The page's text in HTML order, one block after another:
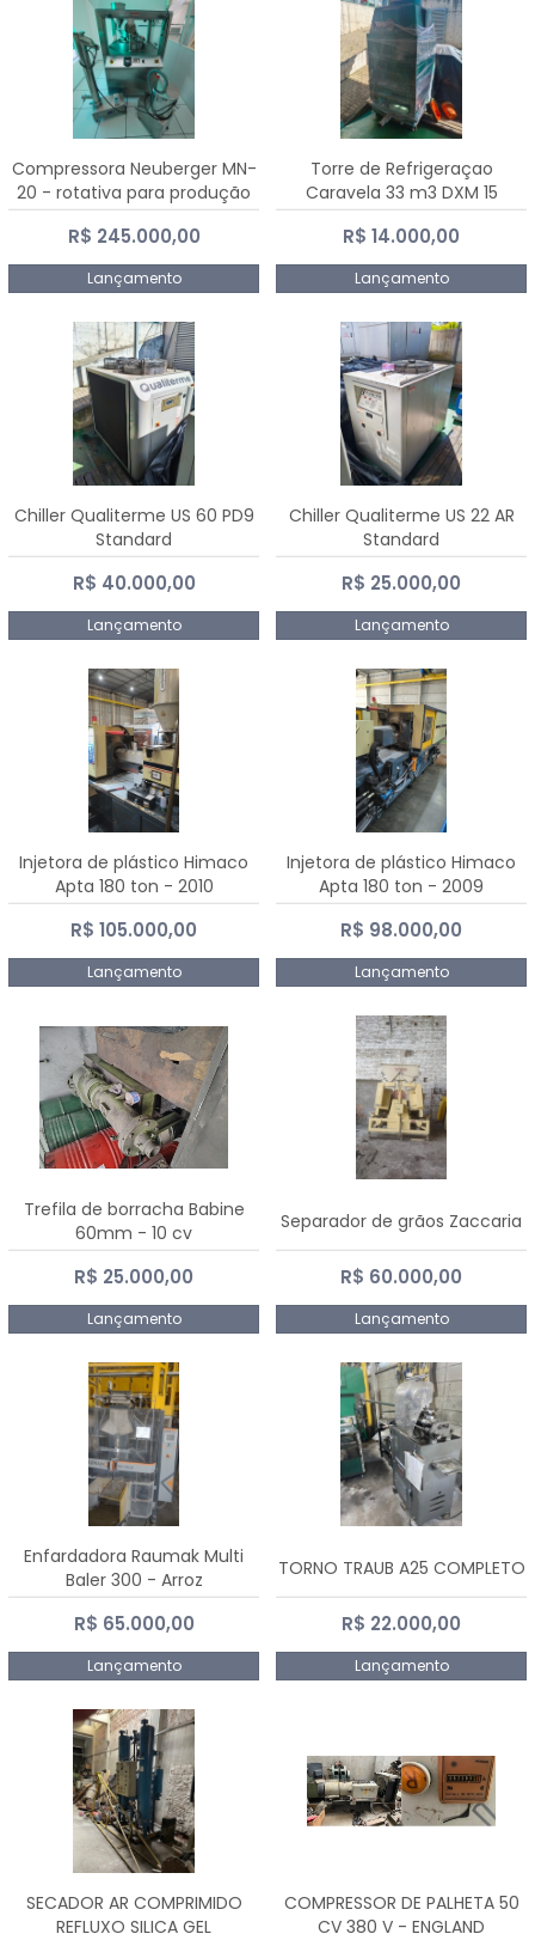
Compressora Neuberger MN-
20 - rotativa para produção
de comprimidos
R$ 245.000,00
Lançamento
Torre de Refrigeraçao
Caravela 33 m3 DXM 15
R$ 14.000,00
Lançamento
Chiller Qualiterme US 60 PD9
Standard
R$ 40.000,00
Lançamento
Chiller Qualiterme US 22 AR
Standard
R$ 25.000,00
Lançamento
Injetora de plástico Himaco
Apta 180 ton - 2010
R$ 105.000,00
Lançamento
Injetora de plástico Himaco
Apta 180 ton - 2009
R$ 98.000,00
Lançamento
Trefila de borracha Babine
60mm - 10 cv
R$ 25.000,00
Lançamento
Separador de grãos Zaccaria
R$ 60.000,00
Lançamento
Enfardadora Raumak Multi
Baler 300 - Arroz
R$ 65.000,00
Lançamento
TORNO TRAUB A25 COMPLETO
R$ 22.000,00
Lançamento
SECADOR AR COMPRIMIDO
REFLUXO SILICA GEL
COMPRESSOR DE PALHETA 50
CV 380 V - ENGLAND